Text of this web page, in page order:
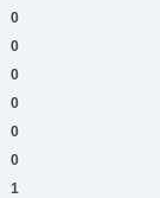
0
0
0
0
0
0
1